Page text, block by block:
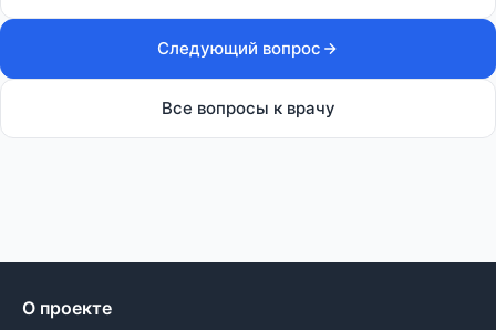
Следующий вопрос
Все вопросы к врачу
О проекте